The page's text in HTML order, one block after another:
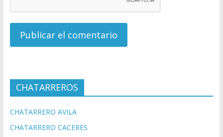
CHATARREROS
CHATARRERO AVILA
CHATARRERO CACERES